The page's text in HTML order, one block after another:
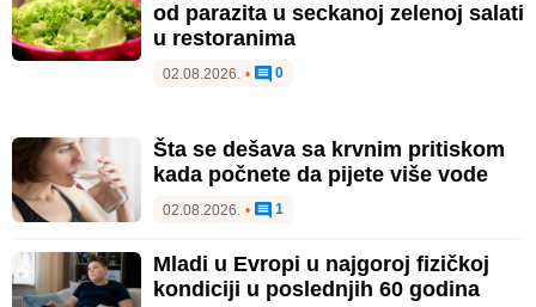
od parazita u seckanoj zelenoj salati
u restoranima
02.08.2026. • 0
Šta se dešava sa krvnim pritiskom
kada počnete da pijete više vode
02.08.2026. • 1
Mladi u Evropi u najgoroj fizičkoj
kondiciji u poslednjih 60 godina